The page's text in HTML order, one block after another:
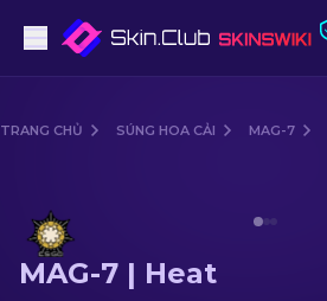
Súng trường Bắn tỉa
TRANG CHỦ SÚNG HOA CẢI MAG-7
MAG-7 | Heat